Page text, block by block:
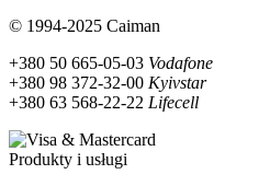
© 1994-2025 Caiman
+380 50 665-05-03 Vodafone
+380 98 372-32-00 Kyivstar
+380 63 568-22-22 Lifecell
Produkty i usługi